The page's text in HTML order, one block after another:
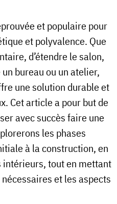
et populaire pour
et polyvalence. Que
d’étendre le salon,
bureau ou un atelier,
une solution durable et
Cet article a pour but de
avec succès faire une
les phases
à la construction, en
tout en mettant
et les aspects